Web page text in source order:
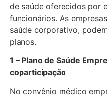
de saúde oferecidos por
funcionários. As
saúde corporativo,
planos.
1 – Plano de Saúde
coparticipação
No convênio médico